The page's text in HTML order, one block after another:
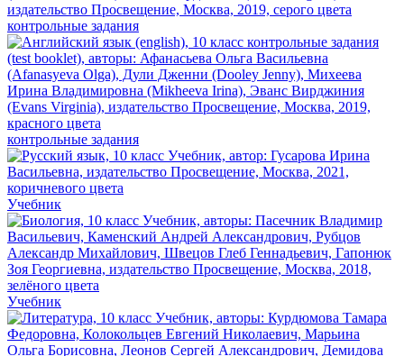
контрольные задания
контрольные задания
Учебник
Учебник